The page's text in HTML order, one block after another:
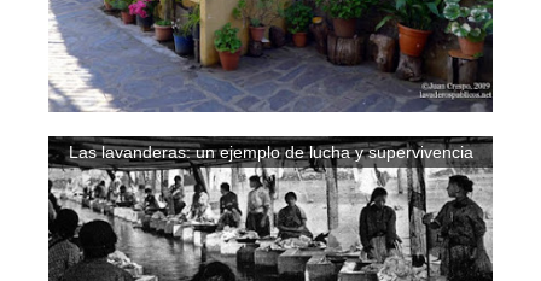
Las lavanderas: un ejemplo de lucha y supervivencia